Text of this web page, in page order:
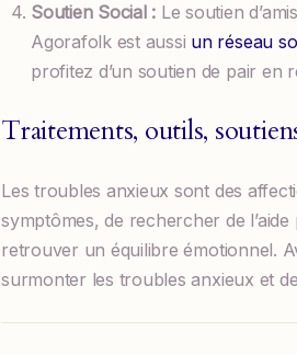
Soutien Social : Le soutien
Agorafolk est aussi un réseau
profitez d’un soutien de pair en
Traitements, outils,
Les troubles anxieux sont des
symptômes, de rechercher de
retrouver un équilibre émotionnel.
surmonter les troubles anxieux et